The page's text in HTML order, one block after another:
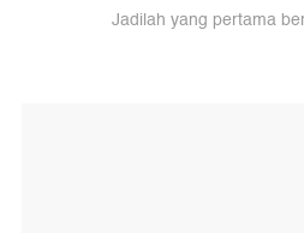
Jadilah yang pertama